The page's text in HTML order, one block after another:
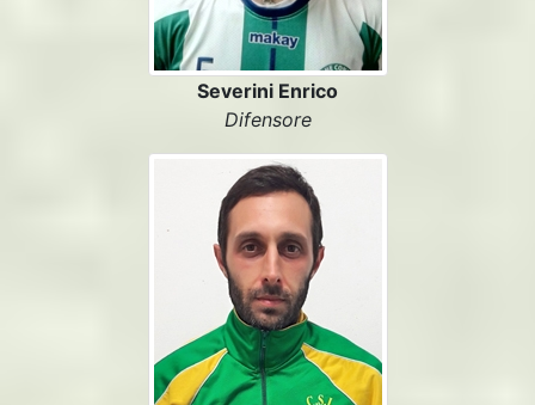
Severini Enrico
Difensore